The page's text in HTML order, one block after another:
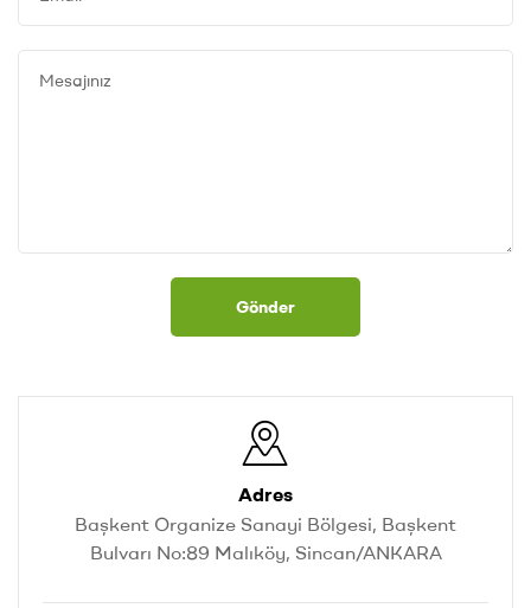
Gönder
Adres
Başkent Organize Sanayi Bölgesi, Başkent
Bulvarı No:89 Malıköy, Sincan/ANKARA